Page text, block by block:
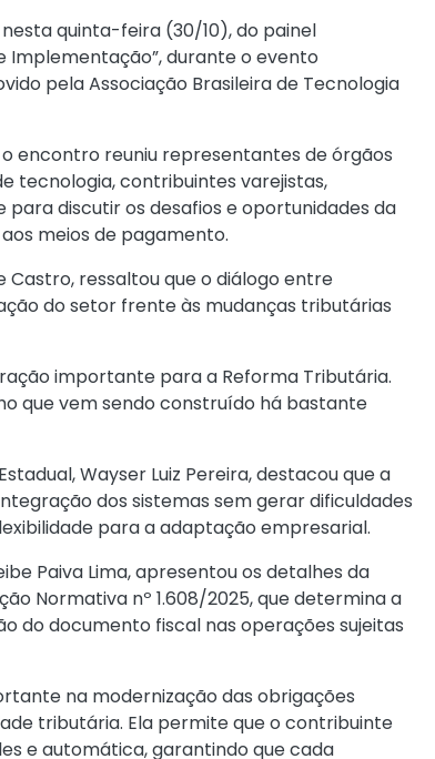
quinta-feira (30/10), do painel
Implementação”, durante o evento
pela Associação Brasileira de Tecnologia
o encontro reuniu representantes de órgãos
tecnologia, contribuintes varejistas,
discutir os desafios e oportunidades da
meios de pagamento.
Castro, ressaltou que o diálogo entre
do setor frente às mudanças tributárias
importante para a Reforma Tributária.
que vem sendo construído há bastante
Wayser Luiz Pereira, destacou que a
dos sistemas sem gerar dificuldades
para a adaptação empresarial.
Paiva Lima, apresentou os detalhes da
Normativa nº 1.608/2025, que determina a
do documento fiscal nas operações sujeitas
na modernização das obrigações
tributária. Ela permite que o contribuinte
e automática, garantindo que cada